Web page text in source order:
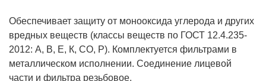
Обеспечивает защиту от монооксида углерода и других
вредных веществ (классы веществ по ГОСТ 12.4.235-
2012: А, В, Е, К, CO, P). Комплектуется фильтрами в
металлическом исполнении. Соединение лицевой
части и фильтра резьбовое.